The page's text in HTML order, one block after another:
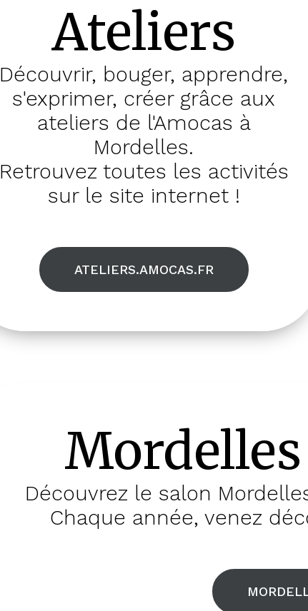
Ateliers
Découvrir, bouger, apprendre,
s'exprimer, créer grâce aux
ateliers de l'Amocas à
Mordelles.
Retrouvez toutes les activités
sur le site internet !
ATELIERS.AMOCAS.FR
Découvrez le salon
Chaque année, venez